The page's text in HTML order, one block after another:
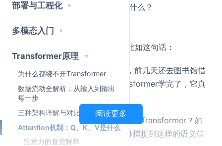
部署与工程化
多模态入门
Transformer原理
为什么都绕不开Transformer
数据流动全解析：从输入到输出
每一步
三种架构详解与对比
Attention机制：Q、K、V是什么
注意力的直觉解释
如果没有Attention机制，会发生什么？
2.像RNN一样顺序传递信息
这都会导致远距离的信息丢失，比如这句话：
我最近都在学习Transformer，前几天还去图书馆借
了相关书籍，今天终于把Transformer学完了，它真
的很强大
“它”指的是谁？相关书籍？图书馆？Transformer？如
果模型不能**“看整体”**，就很难捕捉到这样的语义信
阅读更多